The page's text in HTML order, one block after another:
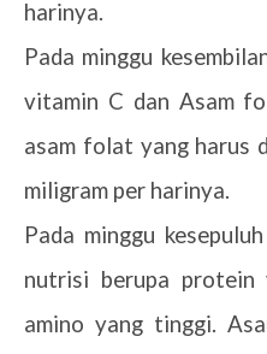
harinya.
Pada minggu
vitamin C dan Asam
asam folat yang harus
miligram per harinya.
Pada minggu
nutrisi berupa protein
amino yang tinggi.